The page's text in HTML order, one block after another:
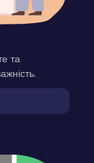
та